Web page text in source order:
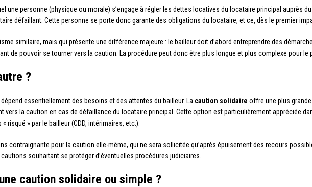
une personne (physique ou morale) s’engage à régler les dettes locatives du locataire principal auprès
défaillant. Cette personne se porte donc garante des obligations du locataire, et ce, dès le premier
similaire, mais qui présente une différence majeure : le bailleur doit d’abord entreprendre des
de pouvoir se tourner vers la caution. La procédure peut donc être plus longue et plus complexe pour le
?
essentiellement des besoins et des attentes du bailleur. La caution solidaire offre une plus
vers la caution en cas de défaillance du locataire principal. Cette option est particulièrement appréciée
risqué » par le bailleur (CDD, intérimaires, etc.).
contraignante pour la caution elle-même, qui ne sera sollicitée qu’après épuisement des recours
souhaitant se protéger d’éventuelles procédures judiciaires.
caution solidaire ou simple ?